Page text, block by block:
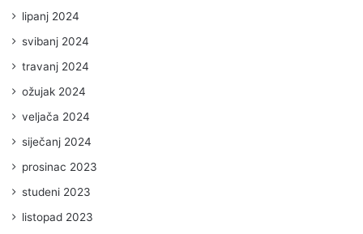
lipanj 2024
svibanj 2024
travanj 2024
ožujak 2024
veljača 2024
siječanj 2024
prosinac 2023
studeni 2023
listopad 2023